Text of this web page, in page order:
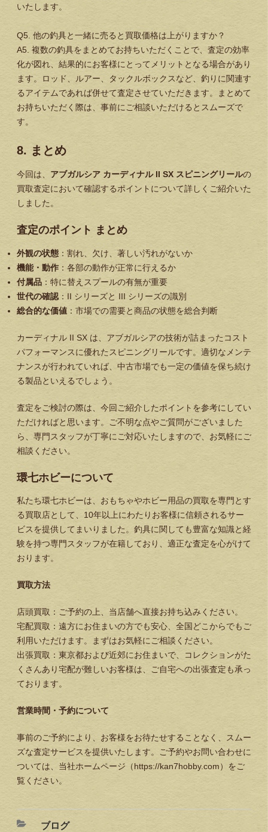
いたします。
Q5. 他の釣具と一緒に売ると買取価格は上がりますか？
A5. 複数の釣具をまとめてお持ちいただくことで、査定の効率
化が図れ、結果的にお客様にとってメリットとなる場合があり
ます。ロッド、ルアー、タックルボックスなど、釣りに関連す
るアイテムであれば併せて査定させていただきます。まとめて
お持ちいただく際は、事前にご相談いただけるとスムーズで
す。
8. まとめ
今回は、 アブガルシア カーディナル II SX スピニングリールの
買取査定において確認するポイントについて詳しくご紹介いた
しました。
査定のポイント まとめ
外観の状態 ：割れ、欠け、著しい汚れがないか
機能・動作 ：各部の動作が正常に行えるか
付属品 ：特に替えスプールの有無が重要
世代の確認 ：II シリーズと III シリーズの識別
総合的な価値 ：市場での需要と商品の状態を総合判断
カーディナル II SX は、アブガルシアの技術が詰まったコスト
パフォーマンスに優れたスピニングリールです。適切なメンテ
ナンスが行われていれば、中古市場でも一定の価値を保ち続け
る製品といえるでしょう。
査定をご検討の際は、今回ご紹介したポイントを参考にしてい
ただければと思います。ご不明な点やご質問がございました
ら、専門スタッフが丁寧にご対応いたしますので、お気軽にご
相談ください。
環七ホビーについて
私たち環七ホビーは、おもちゃやホビー用品の買取を専門とす
る買取店として、10年以上にわたりお客様に信頼されるサー
ビスを提供してまいりました。釣具に関しても豊富な知識と経
験を持つ専門スタッフが在籍しており、適正な査定を心がけて
おります。
買取方法
店頭買取：ご予約の上、当店舗へ直接お持ち込みください。
宅配買取：遠方にお住まいの方でも安心、全国どこからでもご
利用いただけます。まずはお気軽にご相談ください。
出張買取：東京都および近郊にお住まいで、コレクションがた
くさんあり宅配が難しいお客様は、ご自宅への出張査定も承っ
ております。
営業時間・予約について
事前のご予約により、お客様をお待たせすることなく、スムー
ズな査定サービスを提供いたします。ご予約やお問い合わせに
ついては、当社ホームページ（https://kan7hobby.com）をご
覧ください。
ブログ